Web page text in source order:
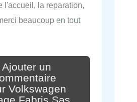
l'accueil, la reparation,
beaucoup en tout
Ajouter un
Volkswagen